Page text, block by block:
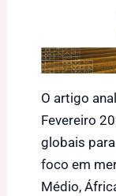
O artigo
Fevereiro
globais
foco em
Médio,